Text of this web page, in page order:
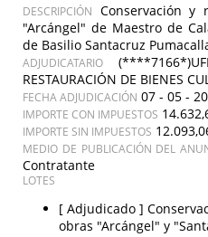
DESCRIPCIÓN
Conservación y
"Arcángel" de Maestro de
de Basilio Santacruz
ADJUDICATARIO
RESTAURACIÓN DE BIENES
FECHA ADJUDICACIÓN 07 - 05 -
IMPORTE CON IMPUESTOS
IMPORTE SIN IMPUESTOS
MEDIO DE PUBLICACIÓN DEL
Contratante
LOTES
[ Adjudicado ]
obras "Arcángel" y